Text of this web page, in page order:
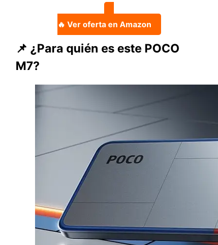
🔥 Ver oferta en Amazon
📌 ¿Para quién es este POCO
M7?